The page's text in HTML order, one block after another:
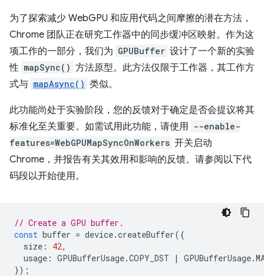
为了探索减少 WebGPU 和应用代码之间摩擦的潜在方法，
Chrome 团队正在研究工作器中的同步缓冲区映射。作为这
项工作的一部分，我们为 GPUBuffer 设计了一个新的实验
性 mapSync() 方法原型。此方法仅限于工作器，其工作方
式与 mapAsync() 类似。
此功能尚处于实验阶段，您的反馈对于确定是否会提议将其
标准化至关重要。如需试用此功能，请使用 --enable-
features=WebGPUMapSyncOnWorkers 开关启动
Chrome，并报告有关其效用和影响的反馈。请参阅以下代
码段以开始使用。
// Create a GPU buffer.
const buffer = device.createBuffer({
size : 42,
usage : GPUBufferUsage.COPY_DST | GPUBufferUsage.
});